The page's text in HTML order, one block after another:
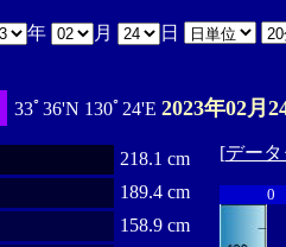
年 月 日
33ﾟ36'N 130ﾟ24'E 2023年02月
218.1 cm
189.4 cm
158.9 cm
[デー
0